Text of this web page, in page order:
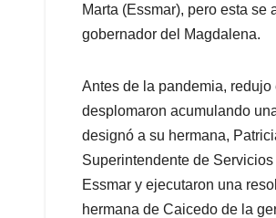
Marta (Essmar), pero esta
gobernador del Magdalena.
Antes de la pandemia,
desplomaron acumulando
designó a su hermana,
Superintendente de
Essmar y ejecutaron una
hermana de Caicedo de la